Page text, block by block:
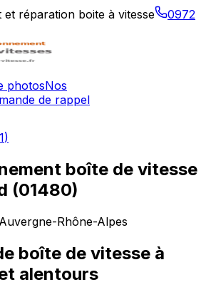
et réparation boite à vitesse
0972
photosNos
de rappel
)
boîte de vitesse
(01480)
Auvergne-Rhône-Alpes
boîte de vitesse à
alentours